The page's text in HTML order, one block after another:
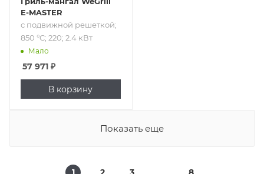
E-MASTER
с подвижной решеткой;
850 °C; 220; 2.4 кВт
Мало
57 971 ₽
В корзину
Показать еще